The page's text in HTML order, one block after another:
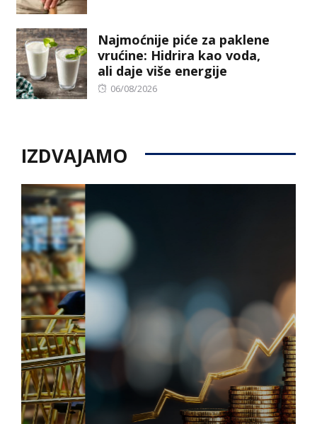
Najmoćnije piće za paklene
vrućine: Hidrira kao voda,
ali daje više energije
Posted
06/08/2026
IZDVAJAMO